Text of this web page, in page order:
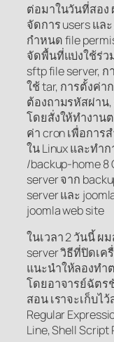
ต่อมาในวันที่สอง
จัดการ users แล
กำหนด file
จัดพื้นที่แบ่งใช้ร่ว
sftp file server, ก
ใช้ tar, การตั้งค่า
ต้องถามรหัสผ่าน,
โดยสั่งให้ทำงาน
ค่า cron เพื่อการ
ใน Linux และทำ
/backup-home 8
server จาก
server และ
joomla web site
ในเวลา 2 วันนี้ ผ
server วิธีที่ปิดเ
แนะนำให้ลองทำ
โดยอาจารย์ฉัตร
สอน เราจะเก็บไ
Regular
Line, Shell